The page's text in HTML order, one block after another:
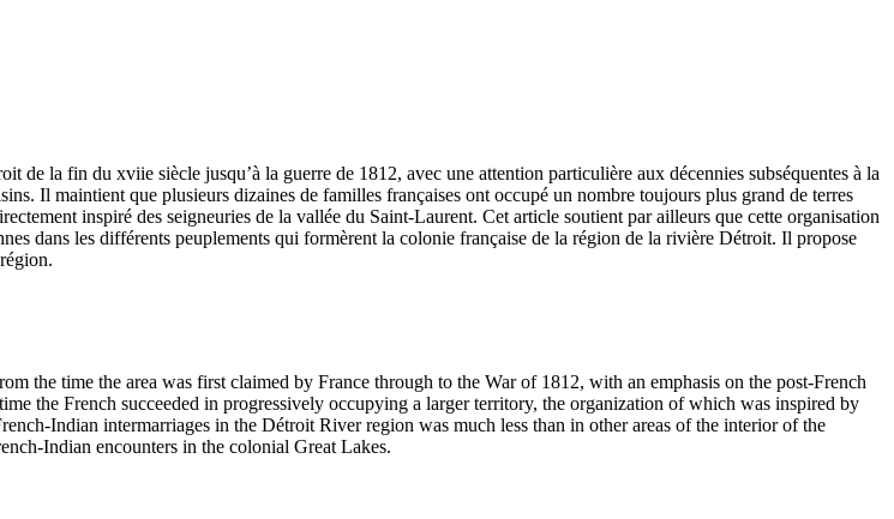
de la fin du xviie siècle jusqu’à la guerre de 1812, avec une attention particulière aux décennies subséquentes à la
Il maintient que plusieurs dizaines de familles françaises ont occupé un nombre toujours plus grand de terres
inspiré des seigneuries de la vallée du Saint-Laurent. Cet article soutient par ailleurs que cette organisation
dans les différents peuplements qui formèrent la colonie française de la région de la rivière Détroit. Il propose
the time the area was first claimed by France through to the War of 1812, with an emphasis on the post-French
the French succeeded in progressively occupying a larger territory, the organization of which was inspired by
Indian intermarriages in the Détroit River region was much less than in other areas of the interior of the
Indian encounters in the colonial Great Lakes.